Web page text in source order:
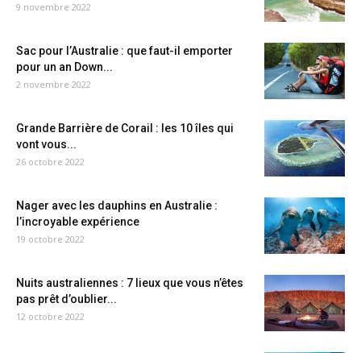
9 novembre 2022
Sac pour l’Australie : que faut-il emporter
pour un an Down...
2 novembre 2022
Grande Barrière de Corail : les 10 îles qui
vont vous...
26 octobre 2022
Nager avec les dauphins en Australie :
l’incroyable expérience
19 octobre 2022
Nuits australiennes : 7 lieux que vous n’êtes
pas prêt d’oublier...
12 octobre 2022